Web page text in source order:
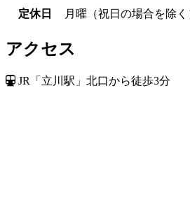
定休日 月曜（祝日の場合を除く
アクセス
JR「立川駅」北口から徒歩3分